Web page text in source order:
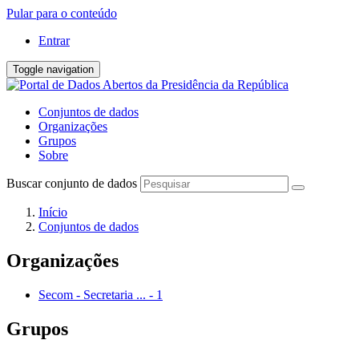
Pular para o conteúdo
Entrar
Toggle navigation
Conjuntos de dados
Organizações
Grupos
Sobre
Buscar conjunto de dados
Início
Conjuntos de dados
Organizações
Secom - Secretaria ... - 1
Grupos